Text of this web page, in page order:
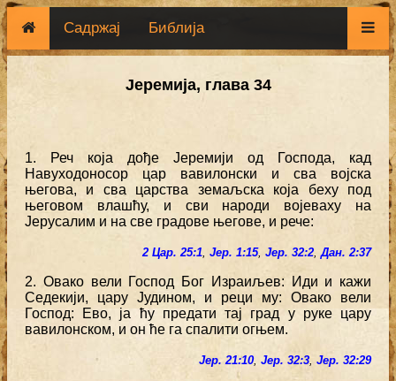
Садржај Библија
Јеремија, глава 34
1. Реч која дође Јеремији од Господа, кад
Навуходоносор цар вавилонски и сва војска
његова, и сва царства земаљска која беху под
његовом влашћу, и сви народи војеваху на
Јерусалим и на све градове његове, и рече:
2 Цар. 25:1, Јер. 1:15, Јер. 32:2,Дан. 2:37
2. Овако вели Господ Бог Израиљев: Иди и кажи
Седекији, цару Јудином, и реци му: Овако вели
Господ: Ево, ја ћу предати тај град у руке цару
вавилонском, и он ће га спалити огњем.
Јер. 21:10, Јер. 32:3, Јер. 32:29